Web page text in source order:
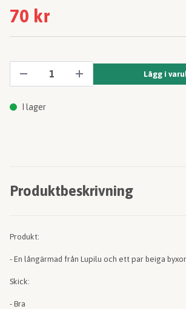
70 kr
Lägg i
I lager
Produktbeskrivning
Produkt:
- En långärmad från Lupilu och ett par beiga
Skick:
- Bra